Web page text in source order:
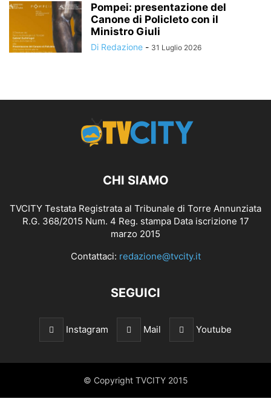
Pompei: presentazione del
Canone di Policleto con il
Ministro Giuli
Di Redazione - 31 Luglio 2026
CHI SIAMO
TVCITY Testata Registrata al Tribunale di Torre Annunziata
R.G. 368/2015 Num. 4 Reg. stampa Data iscrizione 17
marzo 2015
Contattaci: redazione@tvcity.it
SEGUICI
Instagram Mail Youtube
© Copyright TVCITY 2015